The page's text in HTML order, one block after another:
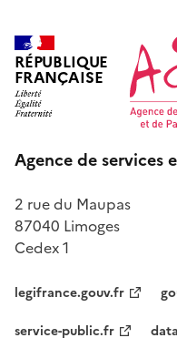
RÉPUBLIQUE
FRANÇAISE
Agence de services
2 rue du Maupas
87040 Limoges
Cedex 1
legifrance.gouv.fr
service-public.fr